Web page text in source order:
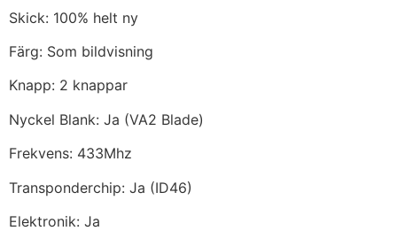
Skick: 100% helt ny
Färg: Som bildvisning
Knapp: 2 knappar
Nyckel Blank: Ja (VA2 Blade)
Frekvens: 433Mhz
Transponderchip: Ja (ID46)
Elektronik: Ja